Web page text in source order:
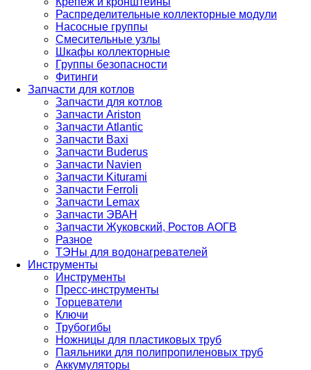
Распределительные коллекторные модули
Насосные группы
Смесительные узлы
Шкафы коллекторные
Группы безопасности
Фитинги
Запчасти для котлов
Запчасти для котлов
Запчасти Ariston
Запчасти Atlantic
Запчасти Baxi
Запчасти Buderus
Запчасти Navien
Запчасти Kiturami
Запчасти Ferroli
Запчасти Lemax
Запчасти ЭВАН
Запчасти Жуковский, Ростов АОГВ
Разное
ТЭНы для водонагревателей
Инструменты
Инструменты
Пресс-инструменты
Торцеватели
Ключи
Трубогибы
Ножницы для пластиковых труб
Паяльники для полипропиленовых труб
Аккумуляторы